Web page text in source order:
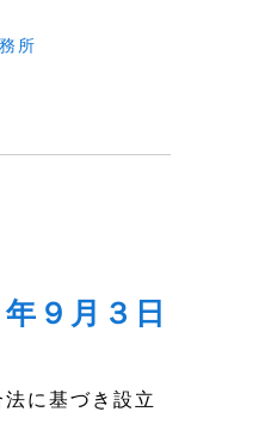
所
９月３日
に基づき設立